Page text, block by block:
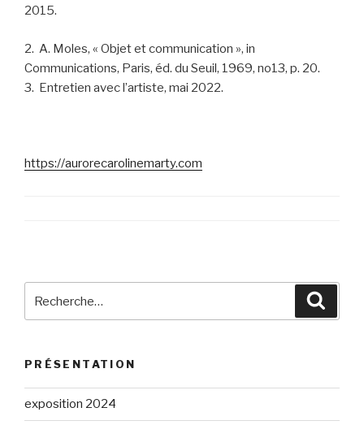
2015.
2. A. Moles, « Objet et communication », in
Communications, Paris, éd. du Seuil, 1969, no13, p. 20.
3. Entretien avec l’artiste, mai 2022.
https://aurorecarolinemarty.com
PRÉSENTATION
exposition 2024